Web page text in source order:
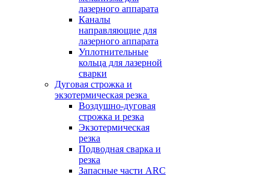
лазерного аппарата
Каналы
направляющие для
лазерного аппарата
Уплотнительные
кольца для лазерной
сварки
Дуговая строжка и
экзотермическая резка
Воздушно-дуговая
строжка и резка
Экзотермическая
резка
Подводная сварка и
резка
Запасные части ARC